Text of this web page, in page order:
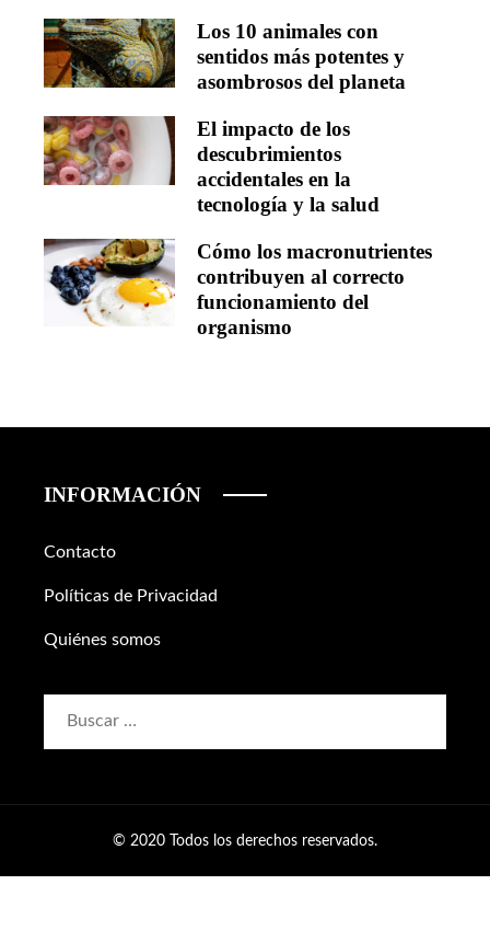
Los 10 animales con
sentidos más potentes y
asombrosos del planeta
El impacto de los
descubrimientos
accidentales en la
tecnología y la salud
Cómo los macronutrientes
contribuyen al correcto
funcionamiento del
organismo
INFORMACIÓN
Contacto
Políticas de Privacidad
Quiénes somos
© 2020 Todos los derechos reservados.